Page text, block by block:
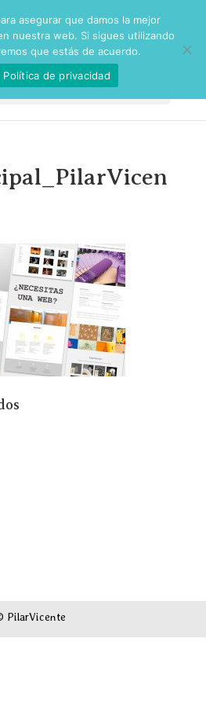
PilarVicente
asegurar que damos la mejor
nuestra web. Si sigues utilizando
que estás de acuerdo.
Política de privacidad